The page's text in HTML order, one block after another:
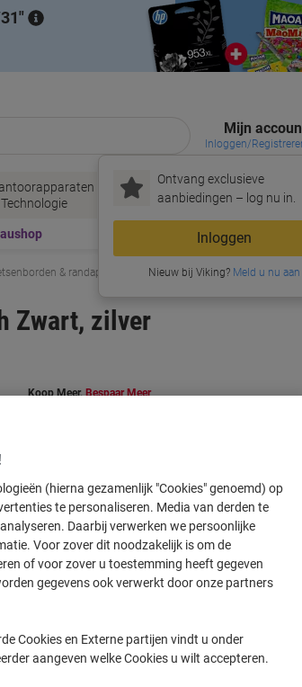
Mijn
Inloggen/
Ontvang exclusieve
aanbiedingen – log nu in.
Inloggen
Nieuw bij Viking?Meld u nu aan
Inkt &
Toner
Papier, Enveloppen
& Verpakken
Snel
& randapparatuur Muizen
Zwart, zilver
Koop Meer,Bespaar Meer
Aantal Excl. btw
Stuk € 29,89
2Stuk € 28,69 -4%
3+Stuks € 27,39 -8%
Aantal
In
(hierna gezamenlijk "Cookies" genoemd) op
te personaliseren. Media van derden te
Daarbij verwerken we persoonlijke
Voor zover dit noodzakelijk is om de
of voor zover u toestemming heeft gegeven
gegevens ook verwerkt door onze partners
Cookies en Externe partijen vindt u onder
aangeven welke Cookies u wilt accepteren.